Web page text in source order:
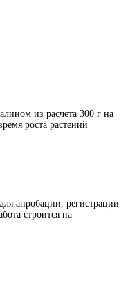
из расчета 300 г на
роста растений
апробации, регистрации
строится на